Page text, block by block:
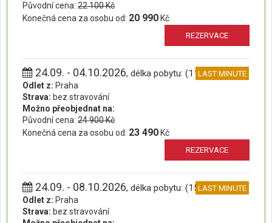
Původní cena: 22 100 Kč
Konečná cena za osobu od: 20 990 Kč
REZERVACE
24.09. - 04.10.2026, délka pobytu: (11 dní)LAST MINUTE
Odlet z: Praha
Strava: bez stravování
Možno přeobjednat na:
Původní cena: 24 900 Kč
Konečná cena za osobu od: 23 490 Kč
REZERVACE
24.09. - 08.10.2026, délka pobytu: (15 dní)LAST MINUTE
Odlet z: Praha
Strava: bez stravování